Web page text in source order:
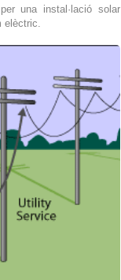
una instal·lació solar
elèctric.